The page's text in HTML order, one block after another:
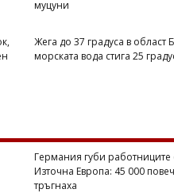
муцуни
Жега до 37 градуса в област
морската вода стига 25
Германия губи работниците
Източна Европа: 45 000
тръгнаха